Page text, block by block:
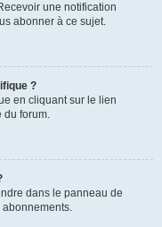
une notification
abonner à ce sujet.
?
en cliquant sur le lien
du forum.
dans le panneau de
abonnements.